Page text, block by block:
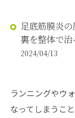
足底筋膜炎
裏を整体で治
2024/04/13
ランニングやウ
なってしまうこ